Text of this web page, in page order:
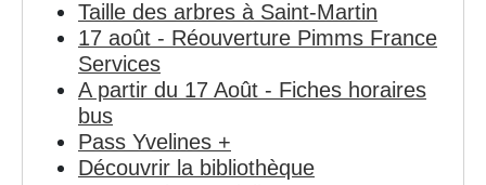
Taille des arbres à Saint-Martin
17 août - Réouverture Pimms France
Services
A partir du 17 Août - Fiches horaires
bus
Pass Yvelines +
Découvrir la bibliothèque